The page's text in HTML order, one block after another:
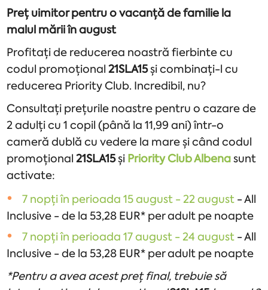
Preț uimitor pentru o vacanță de familie la
malul mării în august
Profitați de reducerea noastră fierbinte cu
codul promoțional21SLA15și combinați-l cu
reducerea Priority Club. Incredibil, nu?
Consultați prețurile noastre pentru o cazare de
2 adulți cu 1 copil (până la 11,99 ani) într-o
cameră dublă cu vedere la mare și când codul
promoțional21SLA15și Priority Club Albenasunt
activate:
7 nopți în perioada 15 august - 22 august - All
Inclusive - de la 53,28 EUR* per adult pe noapte
7 nopți în perioada 17 august - 24 august - All
Inclusive - de la 53,28 EUR* per adult pe noapte
*Pentru a avea acest preț final, trebuie să